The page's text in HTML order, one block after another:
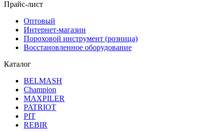
Прайс-лист
Оптовый
Интернет-магазин
Пороховой инструмент (розница)
Восстановленное оборудование
Каталог
BELMASH
Champion
MAXPILER
PATRIOT
PIT
REBIR